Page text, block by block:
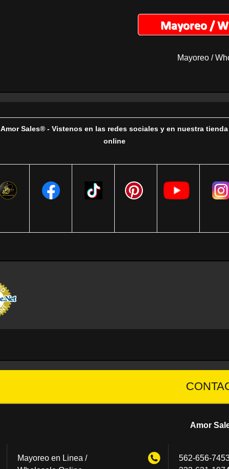
Mayoreo /
Amor Sales® - Vistenos en las redes sociales y en nuestra tienda
online
Amor
Mayoreo en Linea /
562-656-